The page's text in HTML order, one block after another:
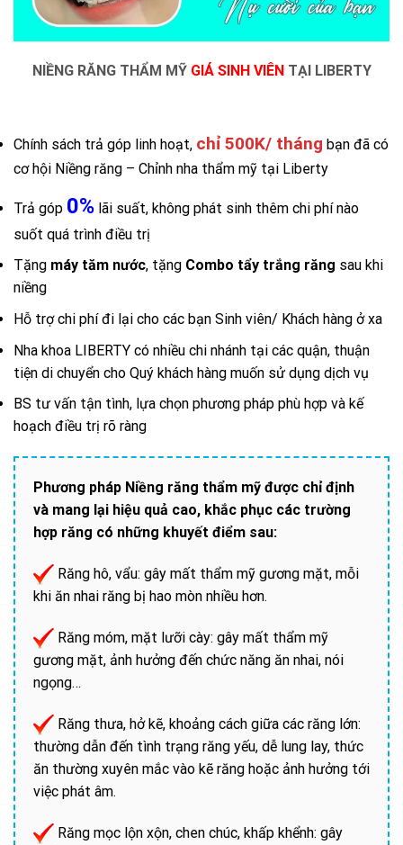
NIỀNG RĂNG THẨM MỸ GIÁ SINH VIÊN TẠI LIBERTY
Chính sách trả góp linh hoạt, chỉ 500K/ tháng bạn đã có
cơ hội Niềng răng – Chỉnh nha thẩm mỹ tại Liberty
Trả góp 0% lãi suất, không phát sinh thêm chi phí nào
suốt quá trình điều trị
Tặng máy tăm nước, tặng Combo tẩy trắng răng sau khi
niềng
Hỗ trợ chi phí đi lại cho các bạn Sinh viên/ Khách hàng ở xa
Nha khoa LIBERTY có nhiều chi nhánh tại các quận, thuận
tiện di chuyển cho Quý khách hàng muốn sử dụng dịch vụ
BS tư vấn tận tình, lựa chọn phương pháp phù hợp và kế
hoạch điều trị rõ ràng
Phương pháp Niềng răng thẩm mỹ được chỉ định
và mang lại hiệu quả cao, khắc phục các trường
hợp răng có những khuyết điểm sau:
Răng hô, vẩu: gây mất thẩm mỹ gương mặt, mỗi
khi ăn nhai răng bị hao mòn nhiều hơn.
Răng móm, mặt lưỡi cày: gây mất thẩm mỹ
gương mặt, ảnh hưởng đến chức năng ăn nhai, nói
ngọng…
Răng thưa, hở kẽ, khoảng cách giữa các răng lớn:
thường dẫn đến tình trạng răng yếu, dễ lung lay, thức
ăn thường xuyên mắc vào kẽ răng hoặc ảnh hưởng tới
việc phát âm.
Răng mọc lộn xộn, chen chúc, khấp khểnh: gây